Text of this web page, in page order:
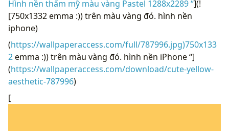
Hình nền thẩm mỹ màu vàng Pastel 1288x2289 “](!
[750x1332 emma :)) trên màu vàng đó. hình nền
iphone)
(https://wallpaperaccess.com/full/787996.jpg)750x133
2emma :)) trên màu vàng đó. hình nền iPhone “]
(https://wallpaperaccess.com/download/cute-yellow-
aesthetic-787996)
[